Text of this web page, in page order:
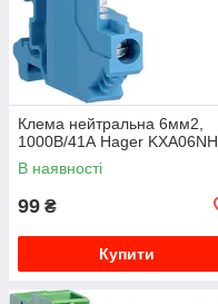
Клема нейтральна 6мм2,
1000В/41А Hager KXA06NH
В наявності
99 ₴
Купити